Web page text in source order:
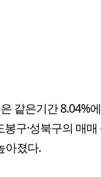
같은기간 8.04%
봉구·성북구의 매
아졌다.